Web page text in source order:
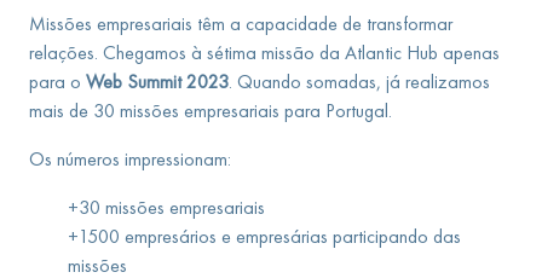
Missões empresariais têm a capacidade de transformar
relações. Chegamos à sétima missão da Atlantic Hub apenas
para o Web Summit 2023. Quando somadas, já realizamos
mais de 30 missões empresariais para Portugal.
Os números impressionam:
+30 missões empresariais
+1500 empresários e empresárias participando das
missões